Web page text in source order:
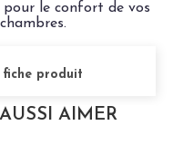
le confort de vos
fiche produit
AIMER